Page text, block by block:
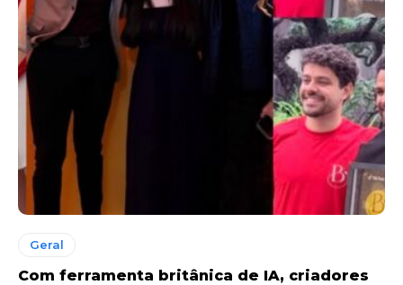
Geral
Com ferramenta britânica de IA, criadores